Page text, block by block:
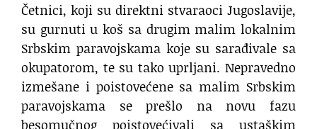
Četnici, koji su direktni stvaraoci Jugoslavije,
su gurnuti u koš sa drugim malim lokalnim
Srbskim paravojskama koje su sarađivale sa
okupatorom, te su tako uprljani. Nepravedno
izmešane i poistovećene sa malim Srbskim
paravojskama se prešlo na novu fazu
besomučnog poistovećivali sa ustaškim